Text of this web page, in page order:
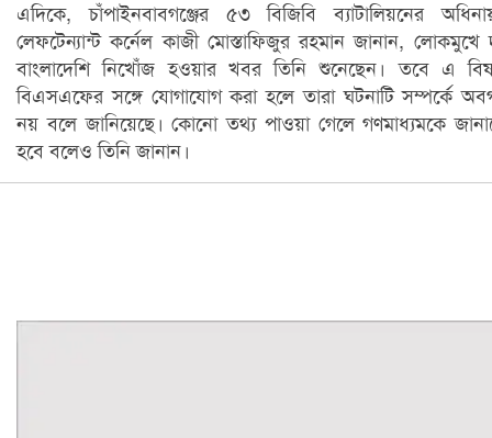
এদিকে, চাঁপাইনবাবগঞ্জের ৫৩ বিজিবি ব্যাটালিয়নের
লেফটেন্যান্ট কর্নেল কাজী মোস্তাফিজুর রহমান জানান, লোকমুখে
বাংলাদেশি নিখোঁজ হওয়ার খবর তিনি শুনেছেন। তবে এ
বিএসএফের সঙ্গে যোগাযোগ করা হলে তারা ঘটনাটি সম্পর্কে
নয় বলে জানিয়েছে। কোনো তথ্য পাওয়া গেলে গণমাধ্যমকে
হবে বলেও তিনি জানান।